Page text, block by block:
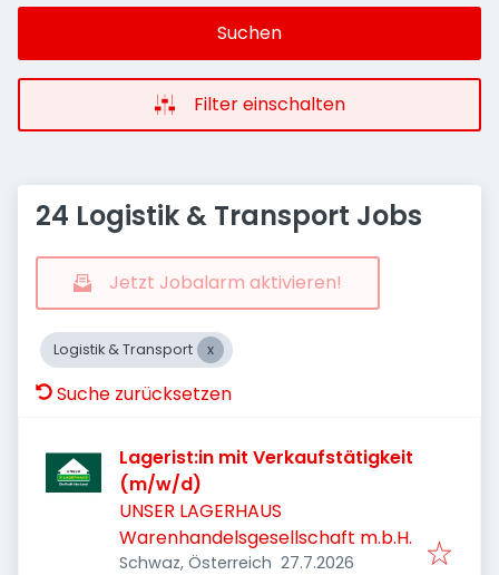
Suchen
Filter einschalten
24 Logistik & Transport Jobs
Jetzt Jobalarm aktivieren!
Logistik & Transport
Suche zurücksetzen
Lagerist:in mit Verkaufstätigkeit
(m/w/d)
UNSER LAGERHAUS
Warenhandelsgesellschaft m.b.H.
Schwaz, Österreich Veröffentlicht
27.7.2026